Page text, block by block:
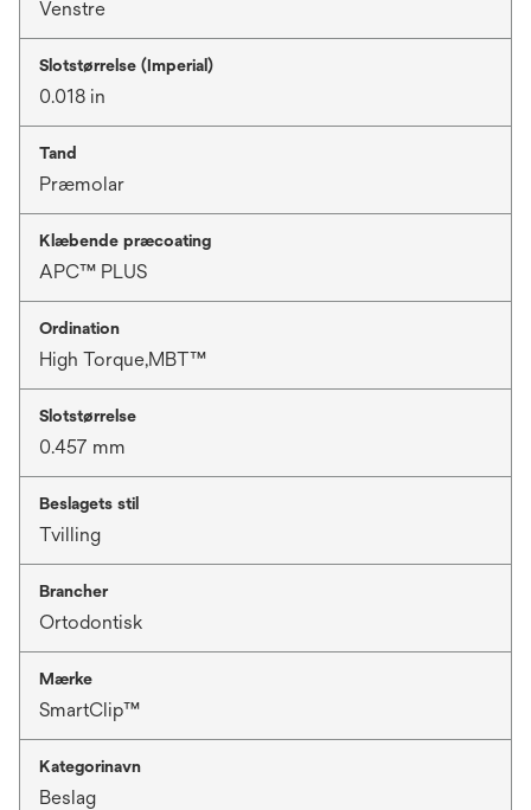
Venstre
Slotstørrelse (Imperial)
0.018 in
Tand
Præmolar
Klæbende præcoating
APC™ PLUS
Ordination
High Torque,MBT™
Slotstørrelse
0.457 mm
Beslagets stil
Tvilling
Brancher
Ortodontisk
Mærke
SmartClip™
Kategorinavn
Beslag